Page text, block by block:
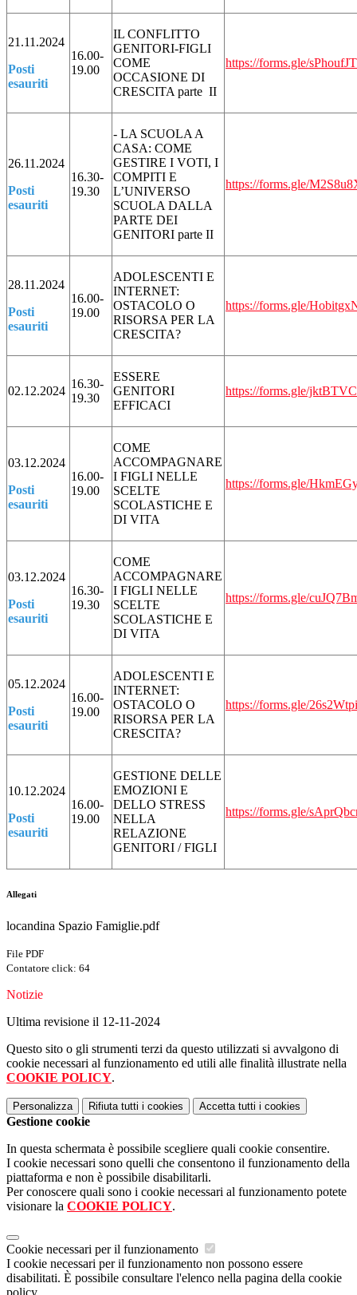
21.11.2024
Posti
esauriti
16.00-
19.00
IL CONFLITTO
GENITORI-FIGLI
COME
OCCASIONE DI
CRESCITA parte II
https://forms.gle/
26.11.2024
Posti
esauriti
16.30-
19.30
- LA SCUOLA A
CASA: COME
GESTIRE I VOTI, I
COMPITI E
L’UNIVERSO
SCUOLA DALLA
PARTE DEI
GENITORI parte II
https://forms.gle/
28.11.2024
Posti
esauriti
16.00-
19.00
ADOLESCENTI E
INTERNET:
OSTACOLO O
RISORSA PER LA
CRESCITA?
https://forms.gle/
02.12.2024
16.30-
19.30
ESSERE
GENITORI
EFFICACI
https://forms.gle/
03.12.2024
Posti
esauriti
16.00-
19.00
COME
ACCOMPAGNARE
I FIGLI NELLE
SCELTE
SCOLASTICHE E
DI VITA
https://forms.gle/
03.12.2024
Posti
esauriti
16.30-
19.30
COME
ACCOMPAGNARE
I FIGLI NELLE
SCELTE
SCOLASTICHE E
DI VITA
https://forms.gle/
05.12.2024
Posti
esauriti
16.00-
19.00
ADOLESCENTI E
INTERNET:
OSTACOLO O
RISORSA PER LA
CRESCITA?
https://forms.gle/
10.12.2024
Posti
esauriti
16.00-
19.00
GESTIONE DELLE
EMOZIONI E
DELLO STRESS
NELLA
RELAZIONE
GENITORI / FIGLI
https://forms.gle/
Allegati
locandina Spazio Famiglie.pdf
File PDF
Contatore click: 64
Notizie
Ultima revisione il 12-11-2024
Questo sito o gli strumenti terzi da questo utilizzati si avvalgono di
cookie necessari al funzionamento ed utili alle finalità illustrate nella
COOKIE POLICY.
Personalizza Rifiuta tutti i cookies Accetta tutti i cookies
Gestione cookie
In questa schermata è possibile scegliere quali cookie consentire.
I cookie necessari sono quelli che consentono il funzionamento della
piattaforma e non è possibile disabilitarli.
Per conoscere quali sono i cookie necessari al funzionamento potete
visionare la COOKIE POLICY.
Cookie necessari per il funzionamento
I cookie necessari per il funzionamento non possono essere
disabilitati. È possibile consultare l'elenco nella pagina della cookie
policy.